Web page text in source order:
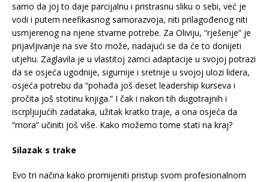
samo da joj to daje parcijalnu i pristrasnu sliku o sebi, već je
vodi i putem neefikasnog samorazvoja, niti prilagođenog niti
usmjerenog na njene stvarne potrebe. Za Oliviju, “rješenje” je
prijavljivanje na sve što može, nadajući se da će to donijeti
utjehu. Zaglavila je u vlastitoj zamci adaptacije u svojoj potrazi
da se osjeća ugodnije, sigurnije i sretnije u svojoj ulozi lidera,
osjeća potrebu da “pohađa još deset leadership kurseva i
pročita još stotinu knjiga.” I čak i nakon tih dugotrajnih i
iscrpljujućih zadataka, užitak kratko traje, a ona osjeća da
“mora” učiniti još više. Kako možemo tome stati na kraj?
Silazak s trake
Evo tri načina kako promijeniti pristup svom profesionalnom